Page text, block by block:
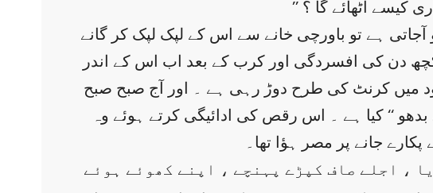
آجاتی ہے تو باورچی خانے سے اس کے لپک لپک کر گانے
دن کی افسردگی اور کرب کے بعد اب اس کے اندر
میں کرنٹ کی طرح دوڑ رہی ہے ۔ اور آج صبح صبح
‘‘ کیا ہے ۔ اس رقص کی ادائیگی کرتے ہوئے وہ
جانے پر مصر ہؤا تھا۔
، اجلے صاف کپڑے پہنچے ، اپنے کھوئے ہوئے